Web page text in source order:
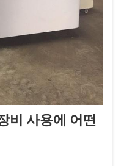
비 사용에 어떤